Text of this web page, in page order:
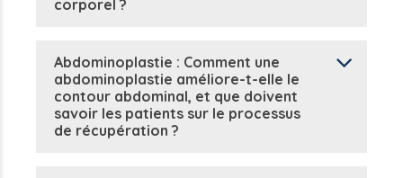
corporel ?
Abdominoplastie : Comment une
abdominoplastie améliore-t-elle le
contour abdominal, et que doivent
savoir les patients sur le processus
de récupération ?